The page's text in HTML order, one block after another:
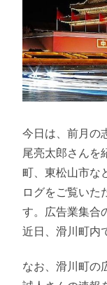
今日は、前月の
尾亮太郎さんを
町、東松山市な
ログをご覧いた
す。広告業集合
近日、滑川町内
なお、滑川町の